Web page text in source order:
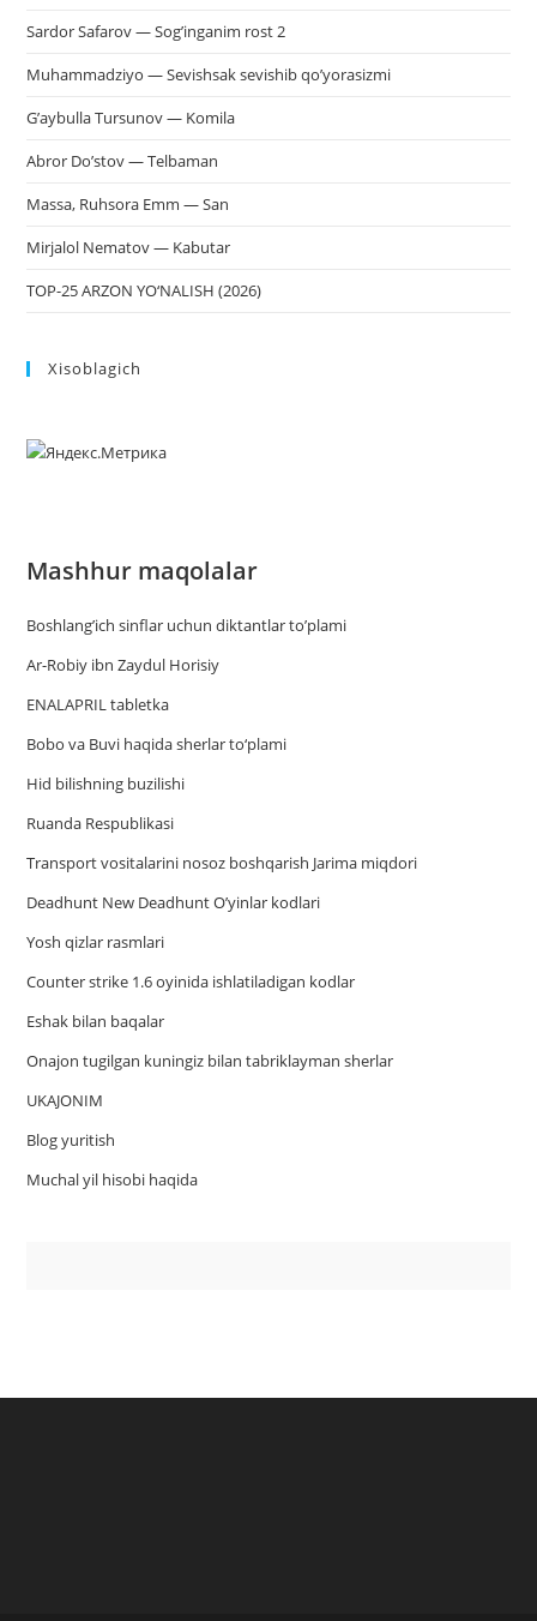
Sardor Safarov — Sog’inganim rost 2
Muhammadziyo — Sevishsak sevishib qo’yorasizmi
G’aybulla Tursunov — Komila
Abror Do’stov — Telbaman
Massa, Ruhsora Emm — San
Mirjalol Nematov — Kabutar
TOP-25 ARZON YO‘NALISH (2026)
Xisoblagich
Mashhur maqolalar
Boshlang’ich sinflar uchun diktantlar to’plami
Ar-Robiy ibn Zaydul Horisiy
ENALAPRIL tabletka
Bobo va Buvi haqida sherlar to‘plami
Hid bilishning buzilishi
Ruanda Respublikasi
Trаnsport vositаlаrini nosoz boshqаrish Jаrimа miqdori
Deadhunt New Deadhunt O’yinlar kodlari
Yosh qizlar rasmlari
Counter strike 1.6 oyinida ishlatiladigan kodlar
Eshak bilan baqalar
Onajon tugilgan kuningiz bilan tabriklayman sherlar
UKAJONIM
Blog yuritish
Muchal yil hisobi haqida